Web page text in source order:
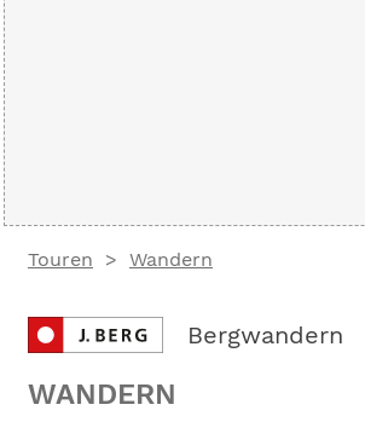
Touren Wandern
Bergwandern
WANDERN